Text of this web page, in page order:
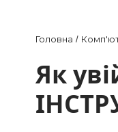
Головна /
Як